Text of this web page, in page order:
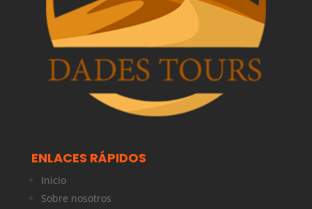
ENLACES RÁPIDOS
Inicio
Sobre nosotros